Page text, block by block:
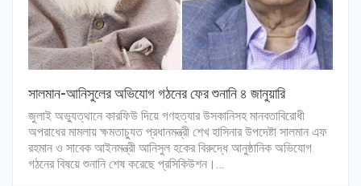
সালমান-আনিসুলের অভিযোগ গঠনের ফের শুনানি ৪ জানুয়ারি
জুলাই অভ্যুত্থানে কারফিউ দিয়ে গণহত্যার উসকানিসহ মানবতাবিরোধী
অপরাধের মামলায় ক্ষমতাচ্যুত প্রধানমন্ত্রী শেখ হাসিনার উপদেষ্টা সালমান এফ
রহমান ও সাবেক আইনমন্ত্রী আনিসুল হকের বিরুদ্ধে আনুষ্ঠানিক অভিযোগ
গঠনের বিষয়ে শুনানি শেষ করেছে প্রসিকিউশন।…